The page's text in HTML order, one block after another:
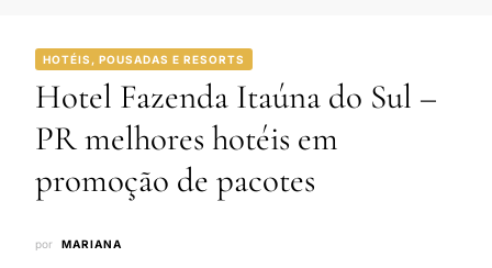
HOTÉIS, POUSADAS E RESORTS
Hotel Fazenda Itaúna do Sul –
PR melhores hotéis em
promoção de pacotes
por MARIANA